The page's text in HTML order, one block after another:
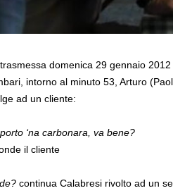
domenica 29 gennaio 2012
intorno al minuto 53, Arturo
ad un cliente:
‘na carbonara, va bene?
il cliente
continua Calabresi rivolto ad un